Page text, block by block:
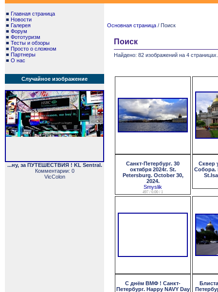
■ Главная страница
■ Новости
■ Галерея
■ Форум
■ Фототуризм
■ Тесты и обзоры
■ Просто о сложном
■ Партнеры
■ О нас
Случайное изображение
...ну, за ПУТЕШЕСТВИЯ ! KL Sentral.
Комментарии: 0
VicColon
Основная страница / Поиск
Поиск
Найдено: 82 изображений на 4
Санкт-Петербург. 30
октября 2024г. St.
Petersburg. October 30,
2024.
Smyslik
497 / 0.00 / 1
Сквер
Собора.
С днём ВМФ ! Санкт-
Петербург. Happy NAVY Day